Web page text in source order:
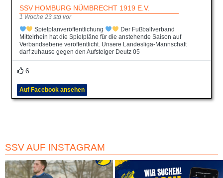
SSV HOMBURG NÜMBRECHT 1919 E.V.
1 Woche 23 std vor
Spielplanveröffentlichung
Der Fußballverband
Mittelrhein hat die Spielpläne für die anstehende Saison auf
Verbandsebene veröffentlicht. Unsere Landesliga-Mannschaft
darf zuhause gegen den Aufsteiger Deutz 05
6
Auf Facebook ansehen
SSV AUF INSTAGRAM